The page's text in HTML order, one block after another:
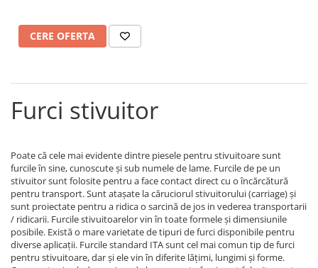
CERE OFERTA
Furci stivuitor
Poate că cele mai evidente dintre piesele pentru stivuitoare sunt
furcile în sine, cunoscute și sub numele de lame. Furcile de pe un
stivuitor sunt folosite pentru a face contact direct cu o încărcătură
pentru transport. Sunt atașate la căruciorul stivuitorului (carriage) și
sunt proiectate pentru a ridica o sarcină de jos in vederea transportarii
/ ridicarii. Furcile stivuitoarelor vin în toate formele și dimensiunile
posibile. Există o mare varietate de tipuri de furci disponibile pentru
diverse aplicații. Furcile standard ITA sunt cel mai comun tip de furci
pentru stivuitoare, dar și ele vin în diferite lățimi, lungimi și forme.